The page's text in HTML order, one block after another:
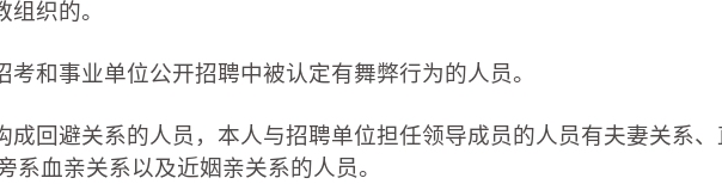
织的。
和事业单位公开招聘中被认定有舞弊行为的人员。
回避关系的人员，本人与招聘单位担任领导成员的人员有夫妻关系、
系血亲关系以及近姻亲关系的人员。